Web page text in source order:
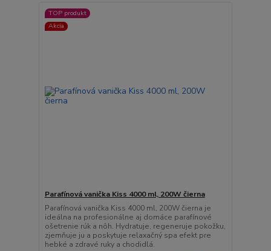
TOP produkt
Akcia
Parafínová vanička Kiss 4000 ml, 200W čierna
Parafínová vanička Kiss 4000 ml, 200W čierna je
ideálna na profesionálne aj domáce parafínové
ošetrenie rúk a nôh. Hydratuje, regeneruje pokožku,
zjemňuje ju a poskytuje relaxačný spa efekt pre
hebké a zdravé ruky a chodidlá.